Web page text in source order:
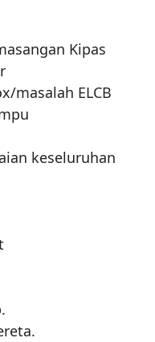
Kipas
masalah ELCB
keseluruhan